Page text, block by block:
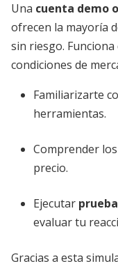
Una cuenta demo
ofrecen la mayoría
sin riesgo. Funciona
condiciones de
Familiarizarte
herramientas.
Comprender
precio.
Ejecutar
evaluar tu
Gracias a esta